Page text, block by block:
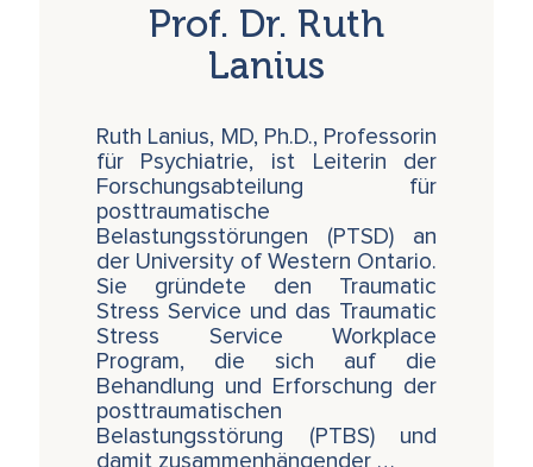
Prof. Dr. Ruth
Lanius
Ruth Lanius, MD, Ph.D., Professorin
für Psychiatrie, ist Leiterin der
Forschungsabteilung für
posttraumatische
Belastungsstörungen (PTSD) an
der University of Western Ontario.
Sie gründete den Traumatic
Stress Service und das Traumatic
Stress Service Workplace
Program, die sich auf die
Behandlung und Erforschung der
posttraumatischen
Belastungsstörung (PTBS) und
damit zusammenhängender …